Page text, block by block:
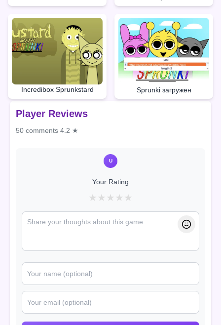
Incredibox Sprunkstard Sprunki загружен
Player Reviews
50 comments 4.2 ★
U
Your Rating
★ ★ ★ ★ ★